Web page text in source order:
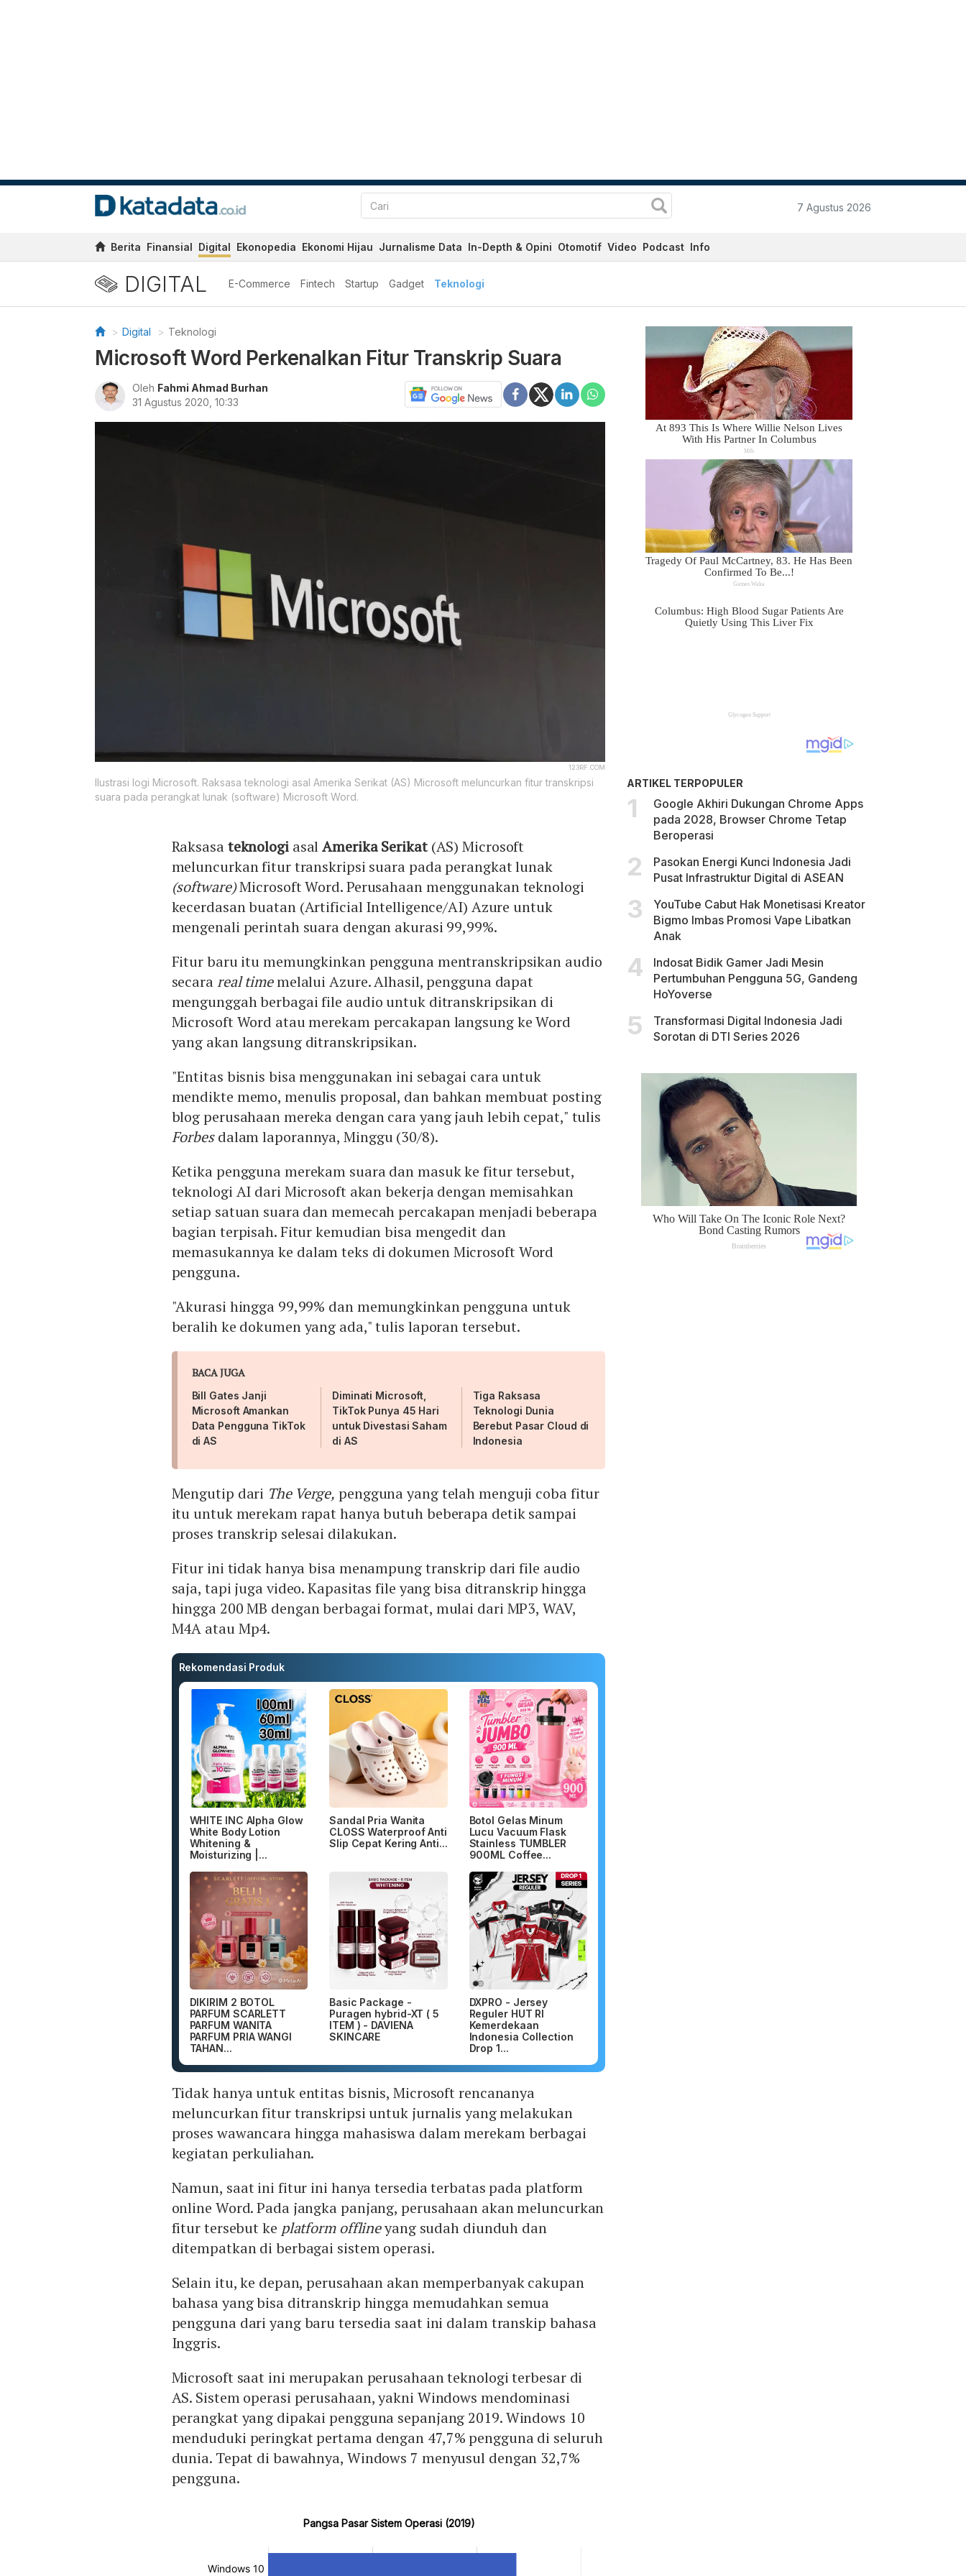
7 Agustus 2026
Berita Finansial Digital Ekonopedia Ekonomi Hijau Jurnalisme Data In-Depth & Opini Otomotif Video Podcast Info
DIGITAL E-Commerce Fintech Startup Gadget Teknologi
Digital Teknologi
Microsoft Word Perkenalkan Fitur Transkrip Suara
Oleh Fahmi Ahmad Burhan
31 Agustus 2020, 10:33
123RF.COM
Ilustrasi logi Microsoft. Raksasa teknologi asal Amerika Serikat (AS) Microsoft meluncurkan fitur transkripsi
suara pada perangkat lunak (software) Microsoft Word.
Raksasateknologi asalAmerika Serikat(AS) Microsoft
meluncurkan fitur transkripsi suara pada perangkat lunak
(software)Microsoft Word. Perusahaan menggunakan teknologi
kecerdasan buatan (Artificial Intelligence/AI) Azure untuk
mengenali perintah suara dengan akurasi 99,99%.
Fitur baru itu memungkinkan pengguna mentranskripsikan audio
secarareal timemelalui Azure. Alhasil, pengguna dapat
mengunggah berbagai file audio untuk ditranskripsikan di
Microsoft Word atau merekam percakapan langsung ke Word
yang akan langsung ditranskripsikan.
"Entitas bisnis bisa menggunakan ini sebagai cara untuk
mendikte memo, menulis proposal, dan bahkan membuat posting
blog perusahaan mereka dengan cara yang jauh lebih cepat," tulis
Forbesdalam laporannya, Minggu (30/8).
Ketika pengguna merekam suara dan masuk ke fitur tersebut,
teknologi AI dari Microsoft akan bekerja dengan memisahkan
setiap satuan suara dan memecah percakapan menjadi beberapa
bagian terpisah. Fitur kemudian bisa mengedit dan
memasukannya ke dalam teks di dokumen Microsoft Word
pengguna.
"Akurasi hingga 99,99% dan memungkinkan pengguna untuk
beralih ke dokumen yang ada," tulis laporan tersebut.
BACA JUGA
Bill Gates Janji
Microsoft Amankan
Data Pengguna TikTok
di AS
Diminati Microsoft,
TikTok Punya 45 Hari
untuk Divestasi Saham
di AS
Tiga Raksasa
Teknologi Dunia
Berebut Pasar Cloud di
Indonesia
Mengutip dari The Verge, pengguna yang telah menguji coba fitur
itu untuk merekam rapat hanya butuh beberapa detik sampai
proses transkrip selesai dilakukan.
Fitur ini tidak hanya bisa menampung transkrip dari file audio
saja, tapi juga video. Kapasitas file yang bisa ditranskrip hingga
hingga 200 MB dengan berbagai format, mulai dari MP3, WAV,
M4A atau Mp4.
Rekomendasi Produk
WHITE INC Alpha Glow
White Body Lotion
Whitening &
Moisturizing |...
Sandal Pria Wanita
CLOSS Waterproof Anti
Slip Cepat Kering Anti...
Botol Gelas Minum
Lucu Vacuum Flask
Stainless TUMBLER
900ML Coffee...
DIKIRIM 2 BOTOL
PARFUM SCARLETT
PARFUM WANITA
PARFUM PRIA WANGI
TAHAN...
Basic Package -
Puragen hybrid-XT ( 5
ITEM ) - DAVIENA
SKINCARE
DXPRO - Jersey
Reguler HUT RI
Kemerdekaan
Indonesia Collection
Drop 1...
Tidak hanya untuk entitas bisnis, Microsoft rencananya
meluncurkan fitur transkripsi untuk jurnalis yang melakukan
proses wawancara hingga mahasiswa dalam merekam berbagai
kegiatan perkuliahan.
Namun, saat ini fitur ini hanya tersedia terbatas pada platform
online Word. Pada jangka panjang, perusahaan akan meluncurkan
fitur tersebut ke platform offlineyang sudah diunduh dan
ditempatkan di berbagai sistem operasi.
Selain itu, ke depan, perusahaan akan memperbanyak cakupan
bahasa yang bisa ditranskrip hingga memudahkan semua
pengguna dari yang baru tersedia saat ini dalam transkip bahasa
Inggris.
Microsoft saat ini merupakan perusahaan teknologi terbesar di
AS. Sistem operasi perusahaan, yakni Windows mendominasi
perangkat yang dipakai pengguna sepanjang 2019. Windows 10
menduduki peringkat pertama dengan 47,7% pengguna di seluruh
dunia. Tepat di bawahnya, Windows 7 menyusul dengan 32,7%
pengguna.
ARTIKEL TERPOPULER
Google Akhiri Dukungan Chrome Apps
pada 2028, Browser Chrome Tetap
Beroperasi
Pasokan Energi Kunci Indonesia Jadi
Pusat Infrastruktur Digital di ASEAN
YouTube Cabut Hak Monetisasi Kreator
Bigmo Imbas Promosi Vape Libatkan
Anak
Indosat Bidik Gamer Jadi Mesin
Pertumbuhan Pengguna 5G, Gandeng
HoYoverse
Transformasi Digital Indonesia Jadi
Sorotan di DTI Series 2026